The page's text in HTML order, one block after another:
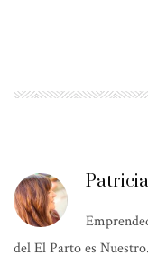
del El Parto es